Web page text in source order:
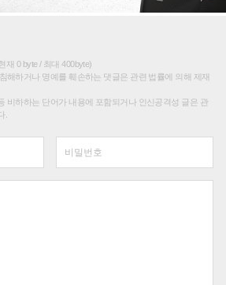
재 0 byte / 최대 400byte)
해하거나 명예를 훼손하는 댓글은 관련 법률에 의해 제재
비하하는 단어가 내용에 포함되거나 인신공격성 글은 관
.